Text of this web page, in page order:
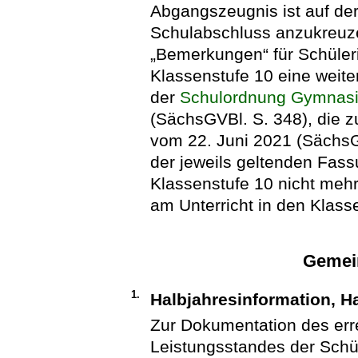
Abgangszeugnis ist auf
Schulabschluss
„Bemerkungen“ für
Klassenstufe 10 eine
der Schulordnung
(SächsGVBl. S. 348), die
vom 22. Juni 2021
der jeweils geltenden
Klassenstufe 10 nicht
am Unterricht in den
1.
Halbjahresinformation,
Zur Dokumentation des
Leistungsstandes der